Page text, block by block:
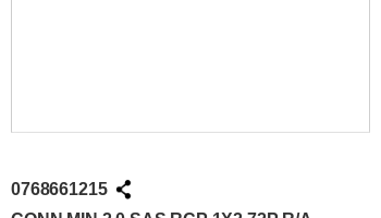
0768661215